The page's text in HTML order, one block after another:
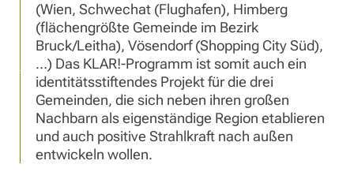
(Wien, Schwechat (Flughafen), Himberg
(flächengrößte Gemeinde im Bezirk
Bruck/Leitha), Vösendorf (Shopping City Süd),
…) Das KLAR!-Programm ist somit auch ein
identitätsstiftendes Projekt für die drei
Gemeinden, die sich neben ihren großen
Nachbarn als eigenständige Region etablieren
und auch positive Strahlkraft nach außen
entwickeln wollen.